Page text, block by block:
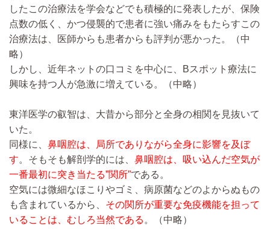
したこの治療法を学会などでも積極的に発表したが、保険
点数の低く、かつ侵襲的で患者に強い痛みをもたらすこの
治療法は、医師からも患者からも評判が悪かった。
（中
略）
しかし、近年ネットの口コミを中心に、Bスポット療法に
興味を持つ人が急激に増えている。
（中略）
東洋医学の叡智は、大昔から部分と全身の相関を見抜いて
いた。
同様に、 鼻咽腔は、局所でありながら全身に影響を及ぼ
す。そもそも解剖学的には、 鼻咽腔は、吸い込んだ空気が
一番最初に突き当たる”関所”である。
空気には微細なほこりやゴミ、病原菌などのよからぬもの
も含まれているから、 その関所が重要な免疫機能を担って
いることは、むしろ当然である 。 （中略）